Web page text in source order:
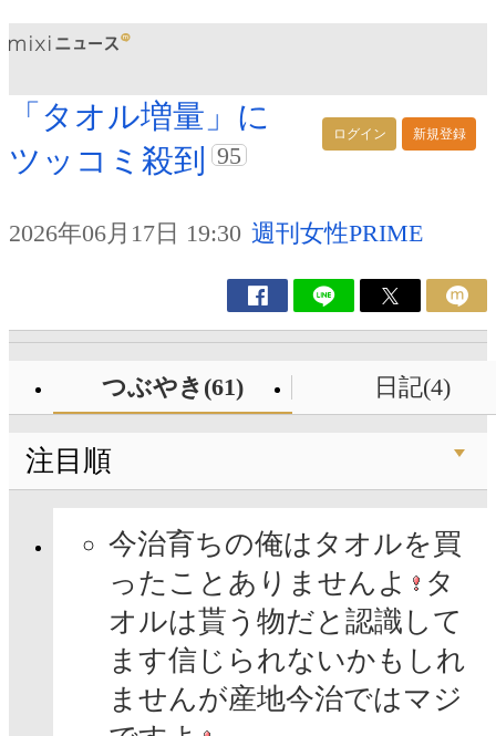
ログイン 新規登録
「タオル増量」に
ツッコミ殺到
95
2026年06月17日 19:30 週刊女性PRIME
つぶやき(61) 日記(4)
注目順
今治育ちの俺はタオルを買
ったことありませんよ
タ
オルは貰う物だと認識して
ます信じられないかもしれ
ませんが産地今治ではマジ